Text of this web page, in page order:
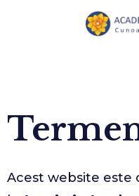
Acest website este